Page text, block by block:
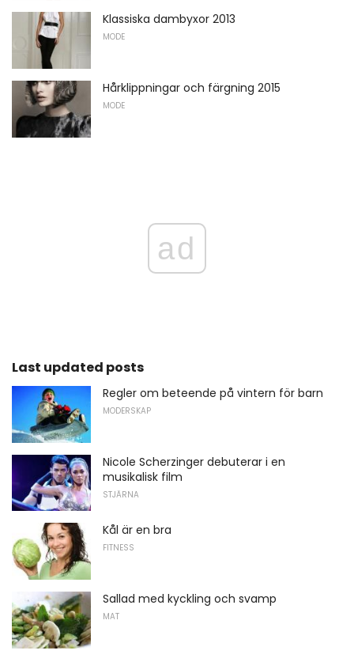
Klassiska dambyxor 2013
MODE
Hårklippningar och färgning 2015
MODE
ad
Last updated posts
Regler om beteende på vintern för barn
MODERSKAP
Nicole Scherzinger debuterar i en
musikalisk film
STJÄRNA
Kål är en bra
FITNESS
Sallad med kyckling och svamp
MAT